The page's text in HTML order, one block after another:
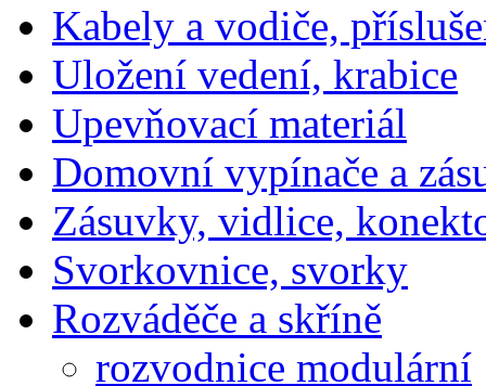
Kabely a vodiče,
Uložení vedení, krabice
Upevňovací materiál
Domovní vypínače a
Zásuvky, vidlice,
Svorkovnice, svorky
Rozváděče a skříně
rozvodnice modulární